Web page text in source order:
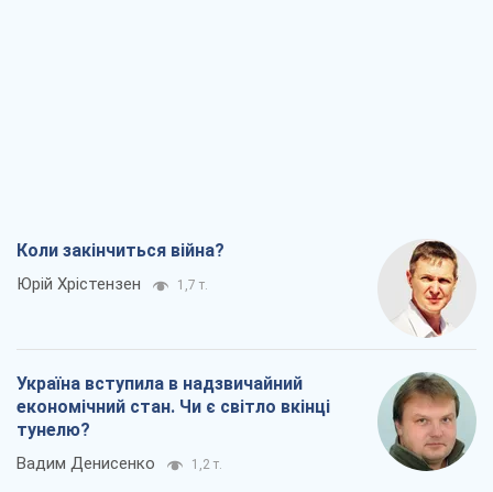
Коли закінчиться війна?
Юрій Хрістензен 1,7 т.
Україна вступила в надзвичайний
економічний стан. Чи є світло вкінці
тунелю?
Вадим Денисенко 1,2 т.